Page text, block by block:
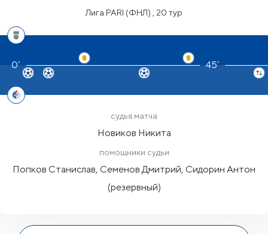
Лига PARI (ФНЛ) , 20 тур
45’
судья матча
Новиков Никита
помощники судьи
Попков Станислав, Семенов Дмитрий, Сидорин Антон
(резервный)